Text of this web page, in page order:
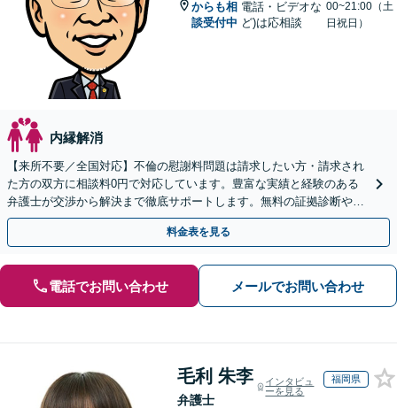
からも相
談受付中
電話・ビデオな
ど)は応相談
00~21:00（土
日祝日）
内縁解消
【来所不要／全国対応】不倫の慰謝料問題は請求したい方・請求され
た方の双方に相談料0円で対応しています。豊富な実績と経験のある
弁護士が交渉から解決まで徹底サポートします。無料の証拠診断や着
手金の返還保証もありますので安心してご相談ください。
料金表を見る
電話でお問い合わせ メールでお問い合わせ
毛利 朱李
弁護士
インタビュ
ーを見る
福岡県